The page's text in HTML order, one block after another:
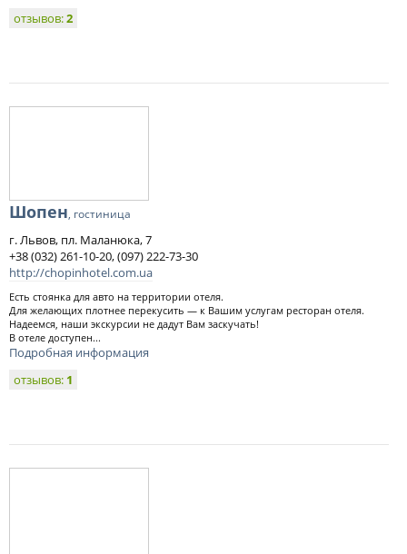
отзывов:2
Шопен, гостиница
г. Львов, пл. Маланюка, 7
+38 (032) 261-10-20, (097) 222-73-30
http://chopinhotel.com.ua
Есть стоянка для авто на территории отеля.
Для желающих плотнее перекусить — к Вашим услугам ресторан отеля.
Надеемся, наши экскурсии не дадут Вам заскучать!
В отеле доступен...
Подробная информация
отзывов: 1